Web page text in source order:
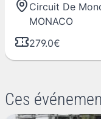
Circuit De
MONACO
279.0€
Ces